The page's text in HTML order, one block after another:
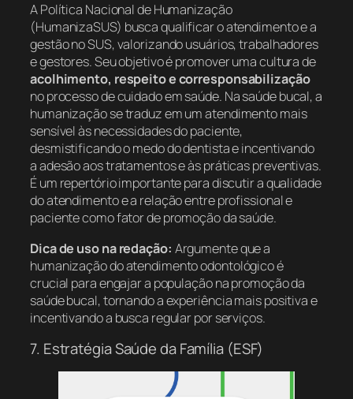
A Política Nacional de Humanização
(HumanizaSUS) busca qualificar o atendimento e a
gestão no SUS, valorizando usuários, trabalhadores
e gestores. Seu objetivo é promover uma cultura de
acolhimento, respeito e corresponsabilização
no processo de cuidado em saúde. Na saúde bucal, a
humanização se traduz em um atendimento mais
sensível às necessidades do paciente,
desmistificando o medo do dentista e incentivando
a adesão aos tratamentos e às práticas preventivas.
É um repertório importante para discutir a qualidade
do atendimento e a relação entre profissional e
paciente como fator de promoção da saúde.
Dica de uso na redação: Argumente que a
humanização do atendimento odontológico é
crucial para engajar a população na promoção da
saúde bucal, tornando a experiência mais positiva e
incentivando a busca regular por serviços.
7. Estratégia Saúde da Família (ESF)